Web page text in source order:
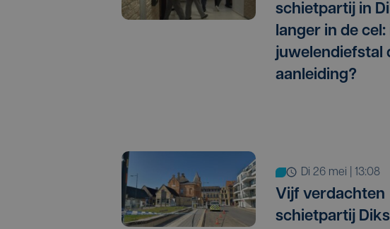
schietpartij in
langer in de cel:
juwelendiefstal
aanleiding?
di 26 mei | 13:08
Vijf verdachten
schietpartij